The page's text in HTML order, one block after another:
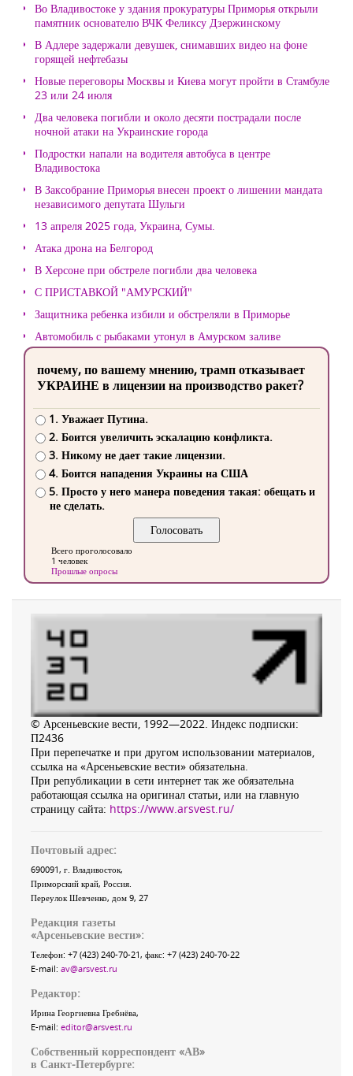
Во Владивостоке у здания прокуратуры Приморья открыли
памятник основателю ВЧК Феликсу Дзержинскому
В Адлере задержали девушек, снимавших видео на фоне
горящей нефтебазы
Новые переговоры Москвы и Киева могут пройти в Стамбуле
23 или 24 июля
Два человека погибли и около десяти пострадали после
ночной атаки на Украинские города
Подростки напали на водителя автобуса в центре
Владивостока
В Заксобрание Приморья внесен проект о лишении мандата
независимого депутата Шульги
13 апреля 2025 года, Украина, Сумы.
Атака дрона на Белгород
В Херсоне при обстреле погибли два человека
С ПРИСТАВКОЙ "АМУРСКИЙ"
Защитника ребенка избили и обстреляли в Приморье
Автомобиль с рыбаками утонул в Амурском заливе
почему, по вашему мнению, трамп отказывает
УКРАИНЕ в лицензии на производство ракет?
1. Уважает Путина.
2. Боится увеличить эскалацию конфликта.
3. Никому не дает такие лицензии.
4. Боится нападения Украины на США
5. Просто у него манера поведения такая: обещать и
не сделать.
Всего проголосовало
1 человек
Прошлые опросы
© Арсеньевские вести, 1992—2022. Индекс подписки:
П2436
При перепечатке и при другом использовании материалов,
ссылка на «Арсеньевские вести» обязательна.
При републикации в сети интернет так же обязательна
работающая ссылка на оригинал статьи, или на главную
страницу сайта: https://www.arsvest.ru/
Почтовый адрес:
690091, г. Владивосток,
Приморский край, Россия
Переулок Шевченко, дом 9, 27
Редакция газеты
«Арсеньевские вести»:
Телефон: +7 (423) 240-70-21, факс: +7 (423) 240-70-22
E-mail: av@arsvest.ru
Редактор:
Ирина Георгиевна Гребнёва,
E-mail: editor@arsvest.ru
Собственный корреспондент «АВ»
в Санкт-Петербурге: